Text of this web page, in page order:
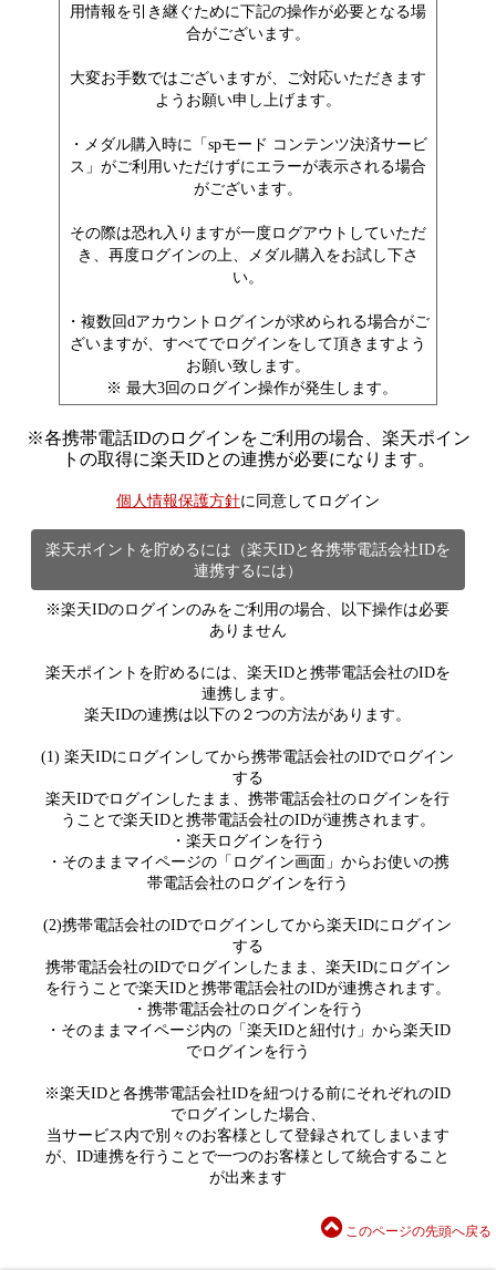
用情報を引き継ぐために下記の操作が必要となる場
合がございます。
大変お手数ではございますが、ご対応いただきます
ようお願い申し上げます。
・メダル購入時に「spモード コンテンツ決済サービ
ス」がご利用いただけずにエラーが表示される場合
がございます。
その際は恐れ入りますが一度ログアウトしていただ
き、再度ログインの上、メダル購入をお試し下さ
い。
・複数回dアカウントログインが求められる場合がご
ざいますが、すべてでログインをして頂きますよう
お願い致します。
※ 最大3回のログイン操作が発生します。
※各携帯電話IDのログインをご利用の場合、楽天ポイン
トの取得に楽天IDとの連携が必要になります。
個人情報保護方針に同意してログイン
楽天ポイントを貯めるには（楽天IDと各携帯電話会社IDを
連携するには）
※楽天IDのログインのみをご利用の場合、以下操作は必要
ありません
楽天ポイントを貯めるには、楽天IDと携帯電話会社のIDを
連携します。
楽天IDの連携は以下の２つの方法があります。
(1) 楽天IDにログインしてから携帯電話会社のIDでログイン
する
楽天IDでログインしたまま、携帯電話会社のログインを行
うことで楽天IDと携帯電話会社のIDが連携されます。
・楽天ログインを行う
・そのままマイページの「ログイン画面」からお使いの携
帯電話会社のログインを行う
(2)携帯電話会社のIDでログインしてから楽天IDにログイン
する
携帯電話会社のIDでログインしたまま、楽天IDにログイン
を行うことで楽天IDと携帯電話会社のIDが連携されます。
・携帯電話会社のログインを行う
・そのままマイページ内の「楽天IDと紐付け」から楽天ID
でログインを行う
※楽天IDと各携帯電話会社IDを紐つける前にそれぞれのID
でログインした場合、
当サービス内で別々のお客様として登録されてしまいます
が、ID連携を行うことで一つのお客様として統合すること
が出来ます
このページの先頭へ戻る